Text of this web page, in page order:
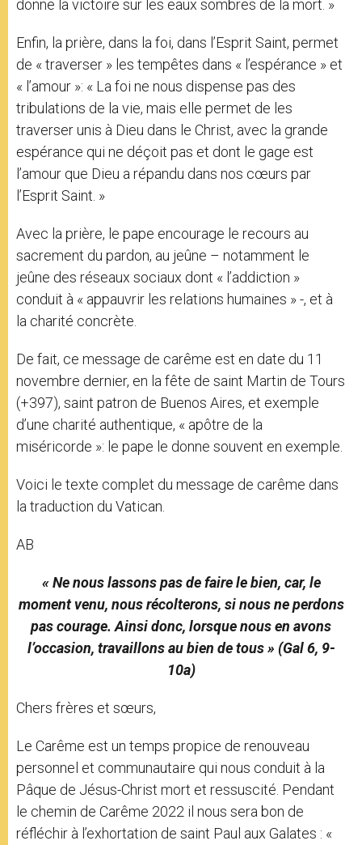
donne la victoire sur les eaux sombres de la mort. »
Enfin, la prière, dans la foi, dans l’Esprit Saint, permet
de « traverser » les tempêtes dans « l’espérance » et
« l’amour »: « La foi ne nous dispense pas des
tribulations de la vie, mais elle permet de les
traverser unis à Dieu dans le Christ, avec la grande
espérance qui ne déçoit pas et dont le gage est
l’amour que Dieu a répandu dans nos cœurs par
l’Esprit Saint. »
Avec la prière, le pape encourage le recours au
sacrement du pardon, au jeûne – notamment le
jeûne des réseaux sociaux dont « l’addiction »
conduit à « appauvrir les relations humaines » -, et à
la charité concrète.
De fait, ce message de carême est en date du 11
novembre dernier, en la fête de saint Martin de Tours
(+397), saint patron de Buenos Aires, et exemple
d’une charité authentique, « apôtre de la
miséricorde »: le pape le donne souvent en exemple.
Voici le texte complet du message de carême dans
la traduction du Vatican.
AB
« Ne nous lassons pas de faire le bien, car, le
moment venu, nous récolterons, si nous ne perdons
pas courage. Ainsi donc, lorsque nous en avons
l’occasion, travaillons au bien de tous » (Gal 6, 9-
10a)
Chers frères et sœurs,
Le Carême est un temps propice de renouveau
personnel et communautaire qui nous conduit à la
Pâque de Jésus-Christ mort et ressuscité. Pendant
le chemin de Carême 2022 il nous sera bon de
réfléchir à l’exhortation de saint Paul aux Galates : «